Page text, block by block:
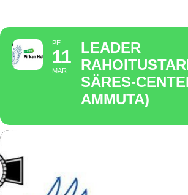
PE
11
MAR
LEADER
SÄRES-
AMMUTA)